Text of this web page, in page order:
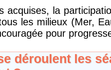
acquises, la
les milieux (Mer,
pour
déroulent les